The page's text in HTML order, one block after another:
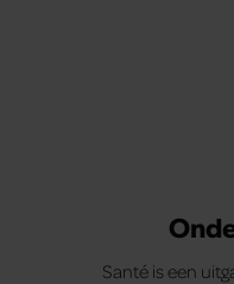
Santé is een